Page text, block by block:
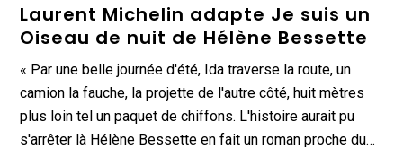
Laurent Michelin adapte Je suis un
Oiseau de nuit de Hélène Bessette
« Par une belle journée d'été, Ida traverse la route, un
camion la fauche, la projette de l'autre côté, huit mètres
plus loin tel un paquet de chiffons. L'histoire aurait pu
s'arrêter là Hélène Bessette en fait un roman proche du…